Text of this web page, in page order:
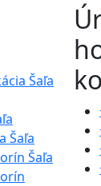
Šaľa
Šaľa
Šaľa